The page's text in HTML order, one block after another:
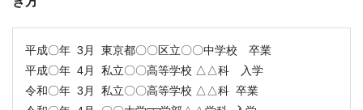
平成〇年 3月 東京都〇〇区立〇〇中学校 卒業
平成〇年 4月 私立〇〇高等学校 △△科 入学
令和〇年 3月 私立〇〇高等学校 △△科 卒業